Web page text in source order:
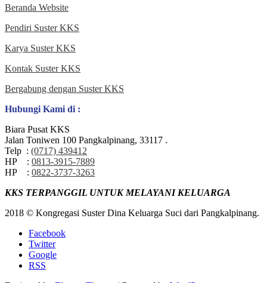
Beranda Website
Pendiri Suster KKS
Karya Suster KKS
Kontak Suster KKS
Bergabung dengan Suster KKS
Hubungi Kami di :
Biara Pusat KKS
Jalan Toniwen 100 Pangkalpinang, 33117 .
Telp : (0717) 439412
HP : 0813-3915-7889
HP : 0822-3737-3263
KKS TERPANGGIL UNTUK MELAYANI KELUARGA
2018 © Kongregasi Suster Dina Keluarga Suci dari Pangkalpinang.
Facebook
Twitter
Google
RSS